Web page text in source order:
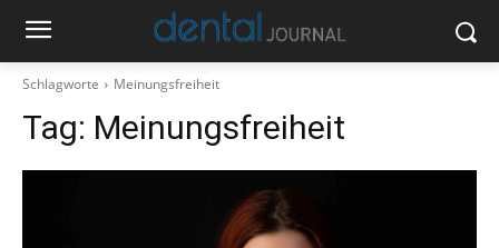
Schlagworte Meinungsfreiheit
Tag: Meinungsfreiheit